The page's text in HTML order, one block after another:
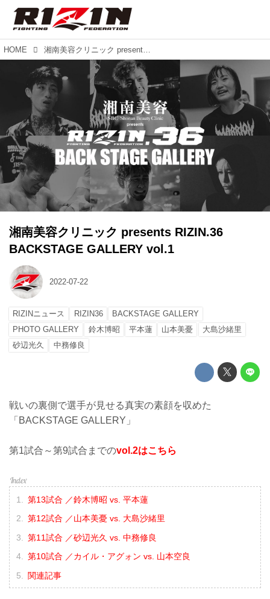
HOME 湘南美容クリニック presents RIZIN.36 BACKSTAGE GALLERY vol.1
湘南美容クリニック presents RIZIN.36
BACKSTAGE GALLERY vol.1
2022-07-22
RIZINニュース RIZIN36
BACKSTAGE GALLERY
PHOTO GALLERY
鈴木博昭 平本蓮 山本美憂
大島沙緒里
砂辺光久
中務修良
戦いの裏側で選手が見せる真実の素顔を収めた
「BACKSTAGE GALLERY」
第1試合～第9試合までのvol.2はこちら
第13試合 ／鈴木博昭 vs. 平本蓮
第12試合 ／山本美憂 vs. 大島沙緒里
第11試合 ／砂辺光久 vs. 中務修良
第10試合 ／カイル・アグォン vs. 山本空良
関連記事